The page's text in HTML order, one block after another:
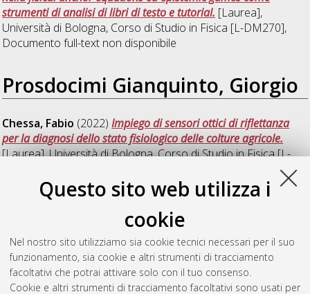
Questo sito web utilizza i
cookie
Nel nostro sito utilizziamo sia cookie tecnici necessari per il suo
funzionamento, sia cookie e altri strumenti di tracciamento
facoltativi che potrai attivare solo con il tuo consenso.
Cookie e altri strumenti di tracciamento facoltativi sono usati per
strumenti di analisi di libri di testo e tutorial. [Laurea],
Università di Bologna, Corso di Studio in Fisica [L-DM270],
Documento full-text non disponibile
Prosdocimi Gianquinto, Giorgio
Chessa, Fabio (2022)Impiego di sensori ottici di riflettanza
per la diagnosi dello stato fisiologico delle colture agricole.
[Laurea], Università di Bologna, Corso di Studio inFisica [L-
Zucchini, Roberto
Mega, Gianluca(2022)Sistemi quantistici a due stati.
[Laurea], Università di Bologna, Corso di Studio inFisica [L-
DM270]